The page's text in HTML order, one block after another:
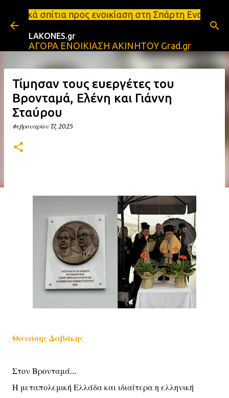
Μετάβαση στο κύριο περιεχόμενο
ενοικίαση στη Σπάρτη Ενοικιάσεις
LAKONES.gr
ΑΓΟΡΑ ΕΝΟΙΚΙΑΣΗ ΑΚΙΝΗΤΟΥ Grad.gr
Τίμησαν τους ευεργέτες του
Βρονταμά, Ελένη και Γιάννη
Σταύρου
Φεβρουαρίου 17, 2025
Θανάσης Δαβάκης
Στον Βρονταμά…
Η μεταπολεμική Ελλάδα και ιδιαίτερα η ελληνική